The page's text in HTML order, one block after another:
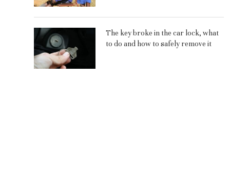
The key broke in the car lock, what
to do and how to safely remove it